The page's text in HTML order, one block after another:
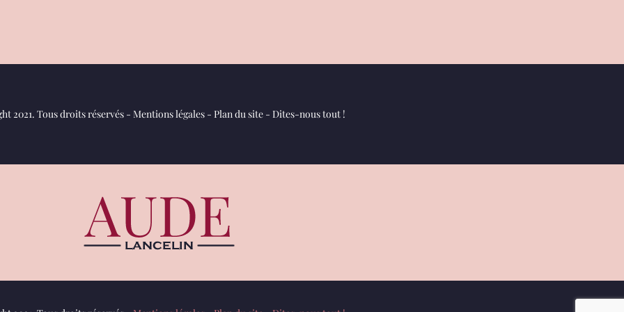
2021. Tous droits réservés - Mentions légales- Plan du site- Dites-nous tout !